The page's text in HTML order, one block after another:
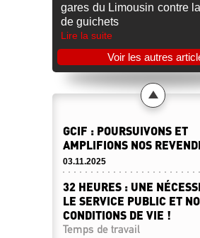
gares du Limousin contre
de guichets
Lire la suite
Voir les autres
GCIF : POURSUIVONS ET
AMPLIFIONS NOS
03.11.2025
32 HEURES : UNE
LE SERVICE PUBLIC ET
CONDITIONS DE VIE !
Temps de travail